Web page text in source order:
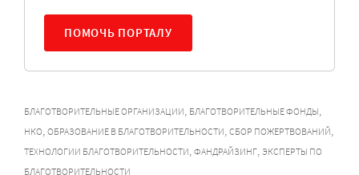
ПОМОЧЬ ПОРТАЛУ
БЛАГОТВОРИТЕЛЬНЫЕ ОРГАНИЗАЦИИ, БЛАГОТВОРИТЕЛЬНЫЕ ФОНДЫ,
НКО, ОБРАЗОВАНИЕ В БЛАГОТВОРИТЕЛЬНОСТИ, СБОР ПОЖЕРТВОВАНИЙ,
ТЕХНОЛОГИИ БЛАГОТВОРИТЕЛЬНОСТИ, ФАНДРАЙЗИНГ, ЭКСПЕРТЫ ПО
БЛАГОТВОРИТЕЛЬНОСТИ